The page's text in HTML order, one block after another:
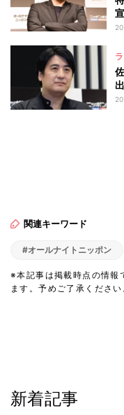
関連キーワード
#オールナイトニッポン
※本記事は掲載時点の情報
ます。予めご了承ください
新着記事